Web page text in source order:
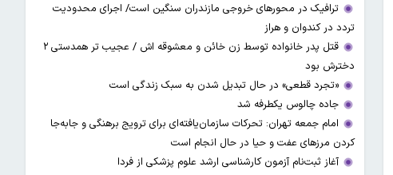
ترافیک در محورهای خروجی مازندران سنگین است/ اجرای محدودیت
تردد در کندوان و هراز
قتل پدر خانواده توسط زن خائن و معشوقه اش / عجیب تر همدستی ۲
دخترش بود
«تجرد قطعی» در حال تبدیل شدن به سبک زندگی است
جاده چالوس یکطرفه شد
امام جمعه تهران: تحرکات سازمان‌یافته‌ای برای ترویج برهنگی و جابه‌جا
کردن مرزهای عفت و حیا در حال انجام است
آغاز ثبت‌نام‌ آزمون کارشناسی ارشد علوم پزشکی از فردا